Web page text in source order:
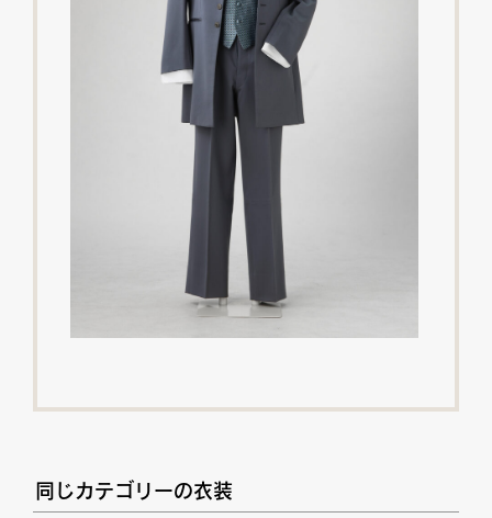
同じカテゴリーの衣装